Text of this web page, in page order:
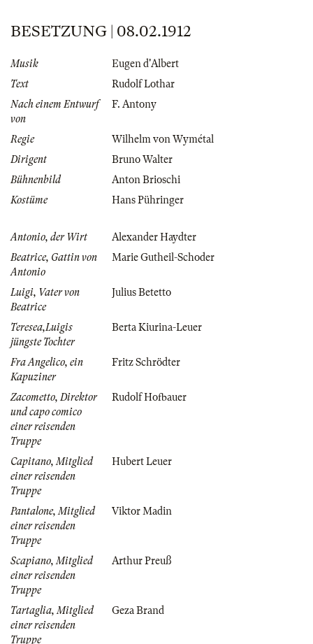
BESETZUNG | 08.02.1912
Musik
Eugen d'Albert
Text
Rudolf Lothar
Nach einem Entwurf
von
F. Antony
Regie
Wilhelm von Wymétal
Dirigent
Bruno Walter
Bühnenbild
Anton Brioschi
Kostüme
Hans Pühringer
Antonio, der Wirt
Alexander Haydter
Beatrice, Gattin von
Antonio
Marie Gutheil-Schoder
Luigi, Vater von
Beatrice
Julius Betetto
Teresea,Luigis
jüngste Tochter
Berta Kiurina-Leuer
Fra Angelico, ein
Kapuziner
Fritz Schrödter
Zacometto, Direktor
und capo comico
einer reisenden
Truppe
Rudolf Hofbauer
Capitano, Mitglied
einer reisenden
Truppe
Hubert Leuer
Pantalone, Mitglied
einer reisenden
Truppe
Viktor Madin
Scapiano, Mitglied
einer reisenden
Truppe
Arthur Preuß
Tartaglia, Mitglied
einer reisenden
Truppe
Geza Brand